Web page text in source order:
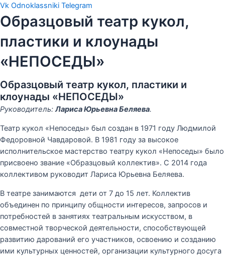
Vk Odnoklassniki Telegram
Образцовый театр кукол,
пластики и клоунады
«НЕПОСЕДЫ»
Образцовый театр кукол, пластики и
клоунады «НЕПОСЕДЫ»
Руководитель:Лариса Юрьевна Беляева.
Театр кукол «Непоседы» был создан в 1971 году Людмилой
Федоровной Чавдаровой. В 1981 году за высокое
исполнительское мастерство театру кукол «Непоседы» было
присвоено звание «Образцовый коллектив». С 2014 года
коллективом руководит Лариса Юрьевна Беляева.
В театре занимаются дети от 7 до 15 лет. Коллектив
объединен по принципу общности интересов, запросов и
потребностей в занятиях театральным искусством, в
совместной творческой деятельности, способствующей
развитию дарований его участников, освоению и созданию
ими культурных ценностей, организации культурного досуга